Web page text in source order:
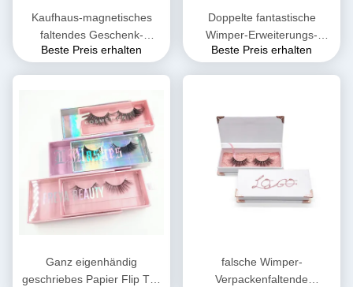
Kaufhaus-magnetisches
faltendes Geschenk-
Wimper-magnetisches
Beste Preis erhalten
Doppelte fantastische
Wimper-Erweiterungs-
Verpackenfaltende
Beste Preis erhalten
Ganz eigenhändig
geschriebes Papier Flip Top
falsche Wimper-
Verpackenfaltende